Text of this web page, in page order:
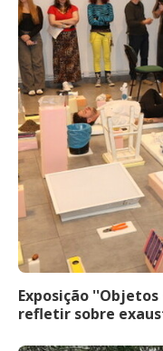
Exposição
refletir sobre